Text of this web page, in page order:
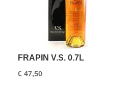
FRAPIN V.S. 0.7L
€ 47,50